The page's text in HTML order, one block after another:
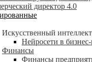
директор 4.0
Искусственный интеллект
Нейросети в
Финансы
Финансы